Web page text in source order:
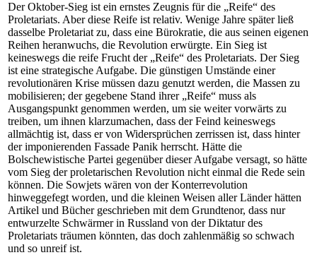
Der Oktober-Sieg ist ein ernstes Zeugnis für die „Reife“ des
Proletariats. Aber diese Reife ist relativ. Wenige Jahre später ließ
dasselbe Proletariat zu, dass eine Bürokratie, die aus seinen eigenen
Reihen heranwuchs, die Revolution erwürgte. Ein Sieg ist
keineswegs die reife Frucht der „Reife“ des Proletariats. Der Sieg
ist eine strategische Aufgabe. Die günstigen Umstände einer
revolutionären Krise müssen dazu genutzt werden, die Massen zu
mobilisieren; der gegebene Stand ihrer „Reife“ muss als
Ausgangspunkt genommen werden, um sie weiter vorwärts zu
treiben, um ihnen klarzumachen, dass der Feind keineswegs
allmächtig ist, dass er von Widersprüchen zerrissen ist, dass hinter
der imponierenden Fassade Panik herrscht. Hätte die
Bolschewistische Partei gegenüber dieser Aufgabe versagt, so hätte
vom Sieg der proletarischen Revolution nicht einmal die Rede sein
können. Die Sowjets wären von der Konterrevolution
hinweggefegt worden, und die kleinen Weisen aller Länder hätten
Artikel und Bücher geschrieben mit dem Grundtenor, dass nur
entwurzelte Schwärmer in Russland von der Diktatur des
Proletariats träumen könnten, das doch zahlenmäßig so schwach
und so unreif ist.